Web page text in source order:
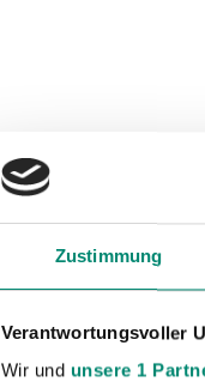
Zustimmung
Verantwortungsvoller
Wir und unsere 1